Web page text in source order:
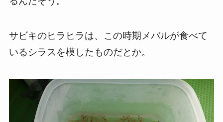
サビキのヒラヒラは、この時期メバルが食べて
いるシラスを模したものだとか。